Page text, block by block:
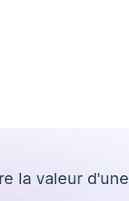
la valeur d'une